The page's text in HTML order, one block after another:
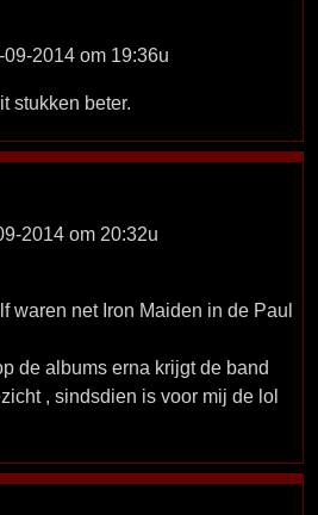
2014 om 19:36u
stukken beter.
2014 om 20:32u
waren net Iron Maiden in de Paul
de albums erna krijgt de band
, sindsdien is voor mij de lol